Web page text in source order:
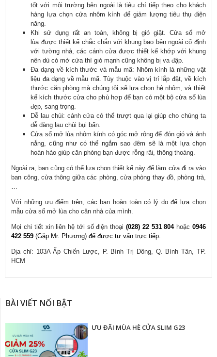
tốt với môi trường bên ngoài là tiêu chí tiếp theo cho khách
hàng lựa chọn cửa nhôm kính để giảm l ượng tiêu thụ điện
năng.
Khi sử dụng rất an toàn, không bị gió giật.Cửa sổmở
lùa được thiết kế chắc chắn với khung bao bên ngoài cố định
với tường nhà, các cánh cửa được thiết kế khớp với khung
nên dù có mở cửa thì gió mạnh cũng không bị vađập.
Đa dạng về kích thước và mẫu mã: Nhôm kính là những vật
liệu đa dạng về mẫu mã. Tùy thuộc vào vị trí lắp đặt, về kích
thước căn phòng mà chúng tôi sẽ lựa chọn hệ nhôm, và thiết
kế kích thước cửa cho phù hợpđể bạn có một bộ cửa sổ l ùa
đẹp, sang trọng.
Dễ lau chùi: cánh cửa có thể trượt qua lại giúp cho chúng ta
dễ dàng lau chùi bụi bẩn.
Cửa sổmở lùa nhôm kính có góc mở rộngđể đón gió và ánh
nắng, cũng như có thể ngắm saođêm sẽ l à một lựa chọn
hoàn hảogiúp căn phòng bạnđược rỗng rãi, thông thoáng.
Ngoài ra, bạn cũng có thể lựa chọn thiết kế này để làm cửa đi ra vào
ban công, cửa thông giữa các phòng, cửa phòng thay đồ, phòng trà,
Với những ưu điểm trên, các bạn hoàn toàn có lý do để lựa chọn
mẫucửa sổ mở lùa cho căn nhà của mình.
Mọi chi tiết xin liên hệ tới số điện thoại (028) 22 531 804 hoặc 0946
422 559 (Gặp Mr. Phương) để được tư vấn trực tiếp.
Địa chỉ: 103A Ấp Chiến Lược, P. Bình Trị Đông, Q. Bình Tân, TP.
HCM
BÀI VIẾT NỔI BẬT
ƯU ĐÃI MÙA HÈ CỬA SLIM G23